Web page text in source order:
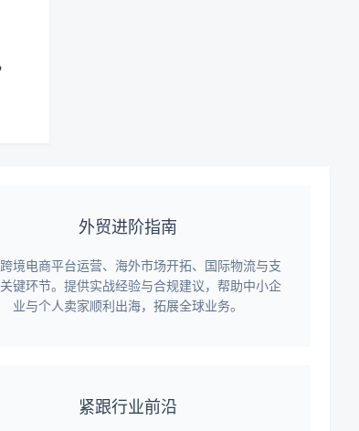
外贸进阶指南
境电商平台运营、海外市场开拓、国际物流与支
键环节。提供实战经验与合规建议，帮助中小企
业与个人卖家顺利出海，拓展全球业务。
紧跟行业前沿